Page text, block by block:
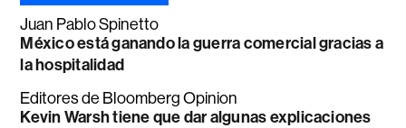
Juan Pablo Spinetto
México está ganando la guerra comercial gracias a
la hospitalidad
Editores de Bloomberg Opinion
Kevin Warsh tiene que dar algunas explicaciones